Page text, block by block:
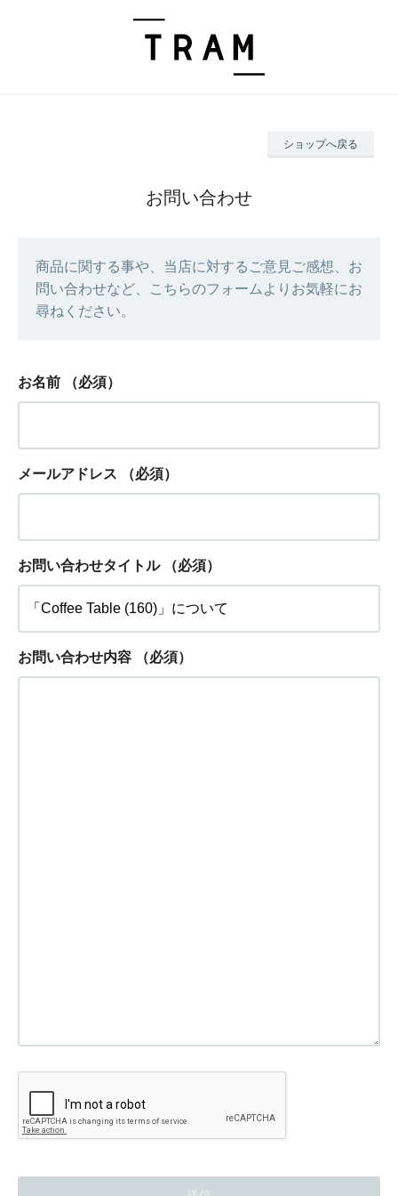
ショップへ戻る
お問い合わせ
商品に関する事や、当店に対するご意見ご感想、お
問い合わせなど、こちらのフォームよりお気軽にお
尋ねください。
お名前 （必須）
メールアドレス （必須）
お問い合わせタイトル （必須）
お問い合わせ内容 （必須）